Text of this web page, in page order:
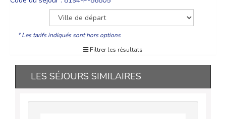
* Les tarifs indiqués sont hors options
Filtrer les résultats
LES SÉJOURS SIMILAIRES